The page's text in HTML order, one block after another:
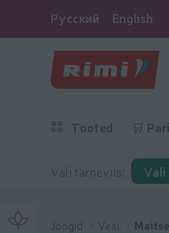
Русский English
Tooted 🛒
Vali tarneviis: Vali
Joogid Vesi